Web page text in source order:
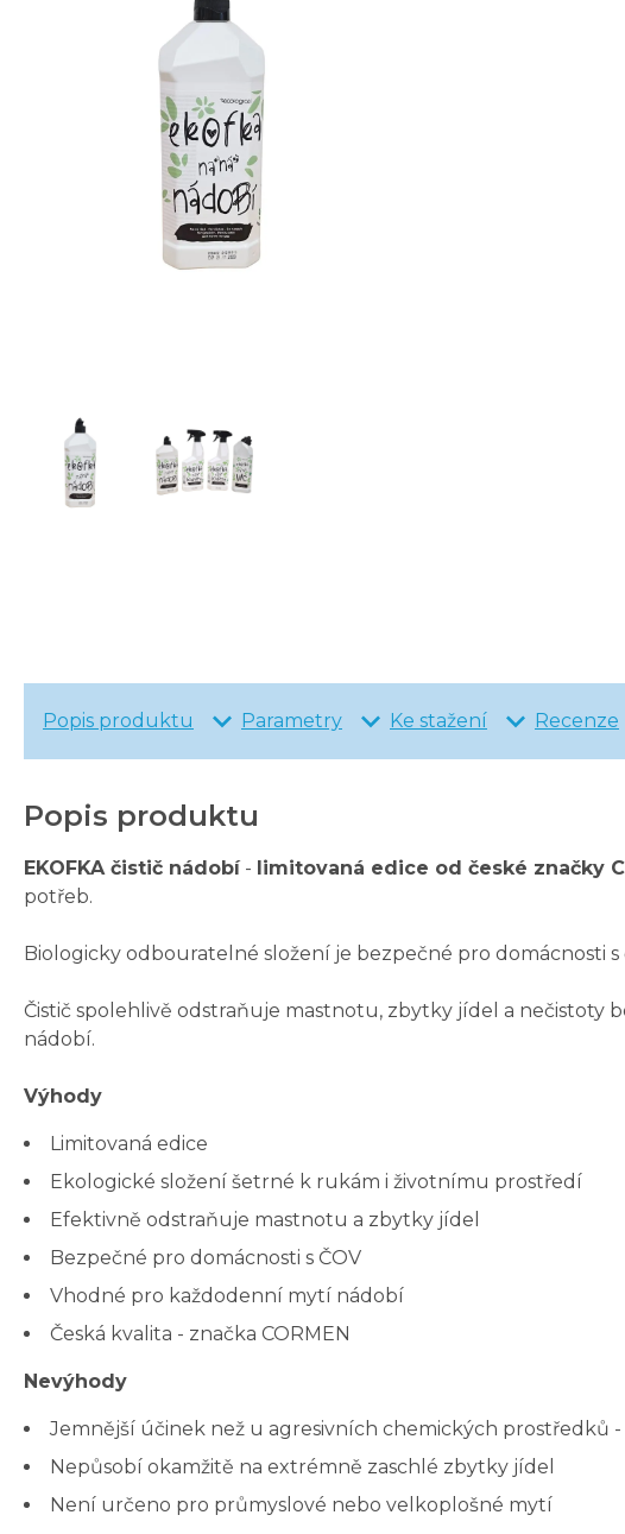
Popis produktu Parametry Ke stažení Recenze
Popis produktu
EKOFKA čistič nádobí- limitovaná edice od české značky
potřeb.
Biologicky odbouratelné složení je bezpečné pro domácnosti
Čistič spolehlivě odstraňuje mastnotu, zbytky jídel a nečistoty
nádobí.
Výhody
Limitovaná edice
Ekologické složení šetrné k rukám i životnímu prostředí
Efektivně odstraňuje mastnotu a zbytky jídel
Bezpečné pro domácnosti s ČOV
Vhodné pro každodenní mytí nádobí
Česká kvalita - značka CORMEN
Nevýhody
Jemnější účinek než u agresivních chemických prostředků
Nepůsobí okamžitě na extrémně zaschlé zbytky jídel
Není určeno pro průmyslové nebo velkoplošné mytí